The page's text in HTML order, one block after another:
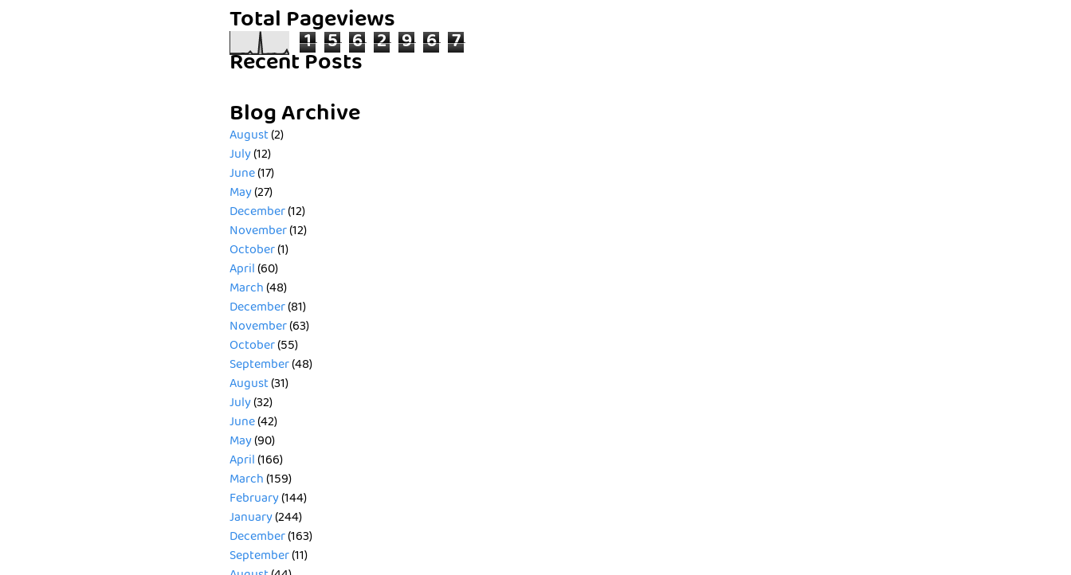
Total Pageviews
1 5 6 2 9 6 7
Recent Posts
Blog Archive
August(2)
July(12)
June(17)
May(27)
December(12)
November(12)
October(1)
April(60)
March(48)
December(81)
November(63)
October(55)
September(48)
August(31)
July(32)
June(42)
May(90)
April(166)
March(159)
February(144)
January(244)
December(163)
September(11)